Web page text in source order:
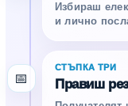
Избираш
и лично
📅
СТЪПКА ТРИ
Правиш